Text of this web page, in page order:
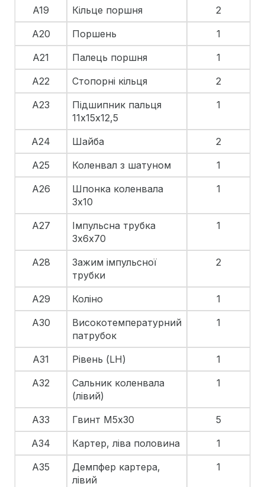
A19
Кільце поршня
2
A20
Поршень
1
A21
Палець поршня
1
A22
Стопорні кільця
2
A23
Підшипник пальця
11х15х12,5
1
A24 Шайба
2
A25
Коленвал з шатуном
1
A26
Шпонка коленвала
3х10
1
A27
Імпульсна трубка
3х6х70
1
A28
Зажим імпульсної
трубки
2
A29 Коліно
1
A30
Високотемпературний
патрубок
1
A31 Рівень (LH)
1
A32
Сальник коленвала
(лівий)
1
A33 Гвинт М5х30
5
A34
Картер, ліва половина
1
A35
Демпфер картера,
лівий
1